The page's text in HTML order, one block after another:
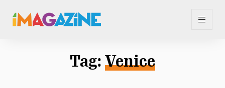
Tag: Venice